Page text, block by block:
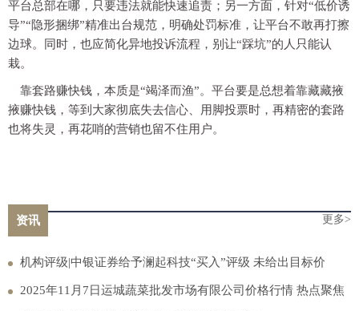
平台总部在哪，只要违法就能快速追责；另一方面，针对“低价诱
导”“隐形捆绑”精准出台规范，明确处罚标准，让平台不敢再打擦
边球。同时，也应简化异地投诉流程，别让“踩坑”的人只能认
栽。
靠套路赚快钱，本质是“竭泽而渔”。平台要是总想着靠藏藏掖
掖赚快钱，等到大家彻底失去信心、用脚投票时，再精密的套路
也将失灵，再花哨的营销也留不住用户。
资讯 更多>
机构评级|中银证券给予澜起科技“买入”评级 未给出目标价
2025年11月7日运城蔬菜批发市场有限公司价格行情 热点聚焦